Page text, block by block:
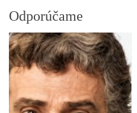
Odporúčame